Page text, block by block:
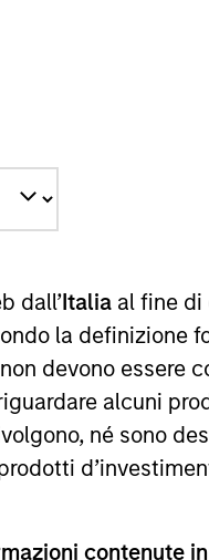
dall’Italia al fine di
la definizione
devono
alcuni
né sono
contenute
dei risultati
netto (NAV),
indici sono tratti
Rendimenti nell’anno